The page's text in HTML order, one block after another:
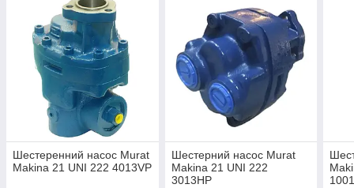
Шестеренний насос Murat
Makina 21 UNI 222 4013VP
Шестерний насос Murat
Makina 21 UNI 222
3013HP